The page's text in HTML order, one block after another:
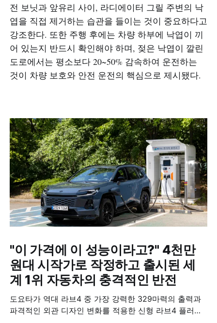
전 보닛과 앞유리 사이, 라디에이터 그릴 주변의 낙
엽을 직접 제거하는 습관을 들이는 것이 중요하다고
강조한다. 또한 주행 후에는 차량 하부에 낙엽이 끼
어 있는지 반드시 확인해야 하며, 젖은 낙엽이 깔린
도로에서는 평소보다 20~50% 감속하여 운전하는
것이 차량 보호와 안전 운전의 핵심으로 제시됐다.
"이 가격에 이 성능이라고?" 4천만
원대 시작가로 작정하고 출시된 세
계 1위 자동차의 충격적인 반전
도요타가 역대 라브4 중 가장 강력한 329마력의 출력과
파격적인 외관 디자인 변화를 적용한 신형 라브4 플러그